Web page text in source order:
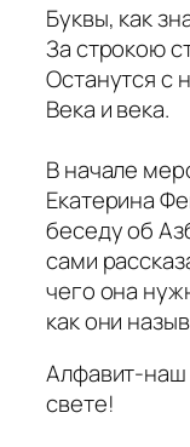
Буквы, как
За строкою
Останутся с
Века и века.
В начале
Екатерина
беседу об
сами
чего она
как они
Алфавит-наш
свете!